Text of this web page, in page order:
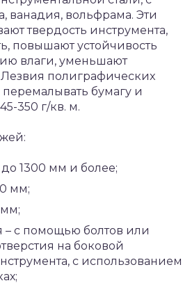
ванадия, вольфрама. Эти
твердость инструмента,
повышают устойчивость
влаги, уменьшают
Лезвия полиграфических
бумагу и
350 г/кв. м.
1300 мм и более;
мм;
мм;
– с помощью болтов или
на боковой
с использованием